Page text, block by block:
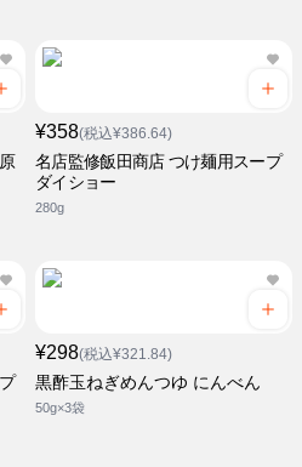
¥358(税込¥386.64)
名店監修飯田商店 つけ麺用スープ
ダイショー
280g
¥298(税込¥321.84)
黒酢玉ねぎめんつゆ にんべん
50g×3袋